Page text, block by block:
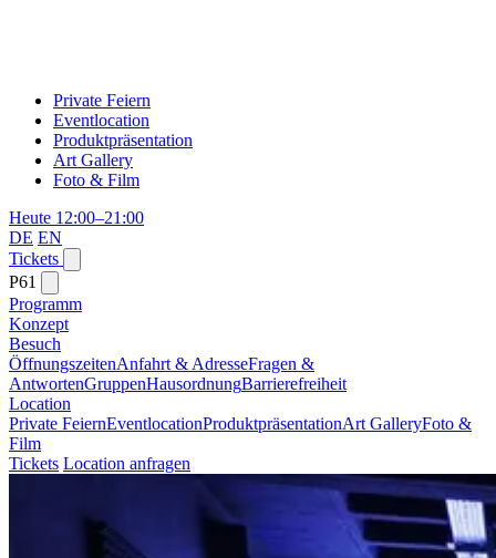
Private Feiern
Eventlocation
Produktpräsentation
Art Gallery
Foto & Film
Heute 12:00–21:00
DE EN
Tickets
P61
Programm
Konzept
Besuch
ÖffnungszeitenAnfahrt & AdresseFragen &
AntwortenGruppenHausordnungBarrierefreiheit
Location
Private FeiernEventlocationProduktpräsentationArt GalleryFoto &
Film
Tickets Location anfragen